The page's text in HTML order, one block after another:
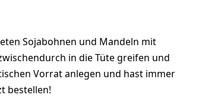
Sojabohnen und Mandeln mit
in die Tüte greifen und
Vorrat anlegen und hast immer
bestellen!